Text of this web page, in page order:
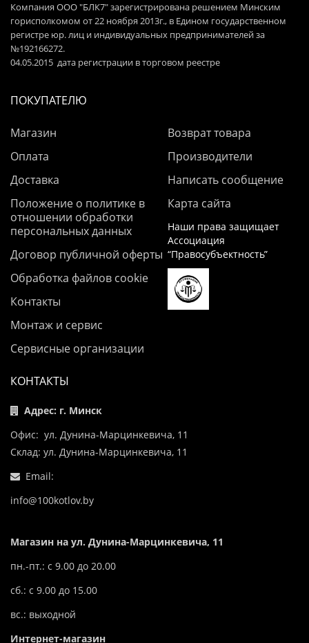
Компания ООО "БЛК7" зарегистрирована решением Минским
горисполкомом от 22 ноября 2013г., в Едином государственном
регистре юр. лиц и индивидуальных предпринимателей за
№192166272.
04.05.2015 дата регистрации в торговом реестре
ПОКУПАТЕЛЮ
Магазин
Оплата
Доставка
Положение о политике в
отношении обработки
персональных данных
Договор публичной оферты
Обработка файлов cookie
Контакты
Монтаж и сервис
Сервисные организации
Возврат товара
Производители
Написать сообщение
Карта сайта
Наши права защищает
Ассоциация
“Правосубъектность”
КОНТАКТЫ
Адрес: г. Минск
Офис: ул. Дунина-Марцинкевича, 11
Склад: ул. Дунина-Марцинкевича, 11
Email:
info@100kotlov.by
Магазин на ул. Дунина-Марцинкевича, 11
пн.-пт.: с 9.00 до 20.00
сб.: с 9.00 до 15.00
вс.: выходной
Интернет-магазин